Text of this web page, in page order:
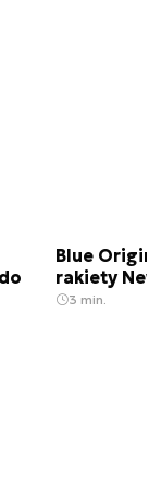
Blue
rakiety
3 min.